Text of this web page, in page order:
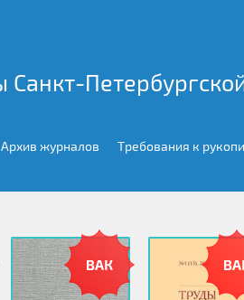
Архив журналов Требования к